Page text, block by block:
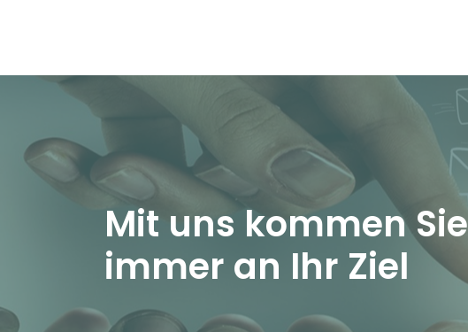
Mit uns kommen Sie
immer an Ihr Ziel